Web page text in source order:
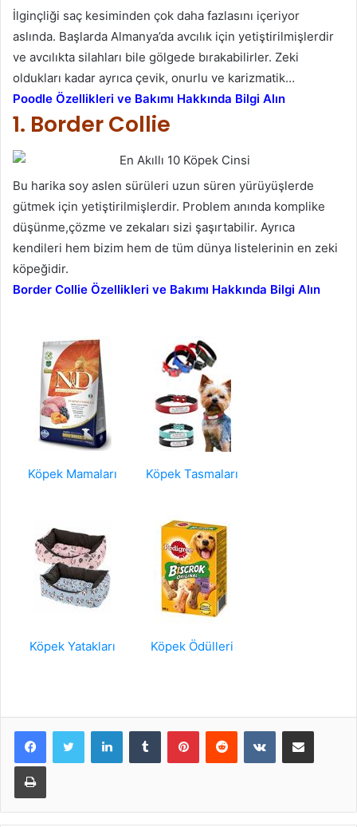
İlginçliği saç kesiminden çok daha fazlasını içeriyor
aslında. Başlarda Almanya’da avcılık için yetiştirilmişlerdir
ve avcılıkta silahları bile gölgede bırakabilirler. Zeki
oldukları kadar ayrıca çevik, onurlu ve karizmatik…
Poodle Özellikleri ve Bakımı Hakkında Bilgi Alın
1. Border Collie
Bu harika soy aslen sürüleri uzun süren yürüyüşlerde
gütmek için yetiştirilmişlerdir. Problem anında komplike
düşünme,çözme ve zekaları sizi şaşırtabilir. Ayrıca
kendileri hem bizim hem de tüm dünya listelerinin en zeki
köpeğidir.
Border Collie Özellikleri ve Bakımı Hakkında Bilgi Alın
Köpek Mamaları Köpek Tasmaları
Köpek Yatakları Köpek Ödülleri
LinkedInTumblr PinterestReddit VKontakteE-Posta ile paylaş
Yazdır